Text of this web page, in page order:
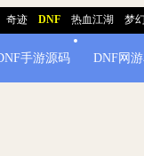
奇迹 DNF 热血江湖 梦
手游源码 DNF网